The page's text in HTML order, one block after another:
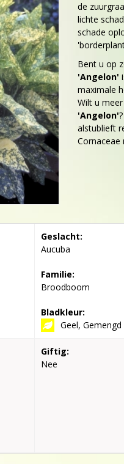
de
lichte
schade
Bent u op
'Angelon'
maximale
Wilt u
'Angelon'
alstublieft
Cornaceae
Geslacht:
Aucuba
Familie:
Broodboom
Bladkleur:
Geel, Gemengd
Giftig:
Nee